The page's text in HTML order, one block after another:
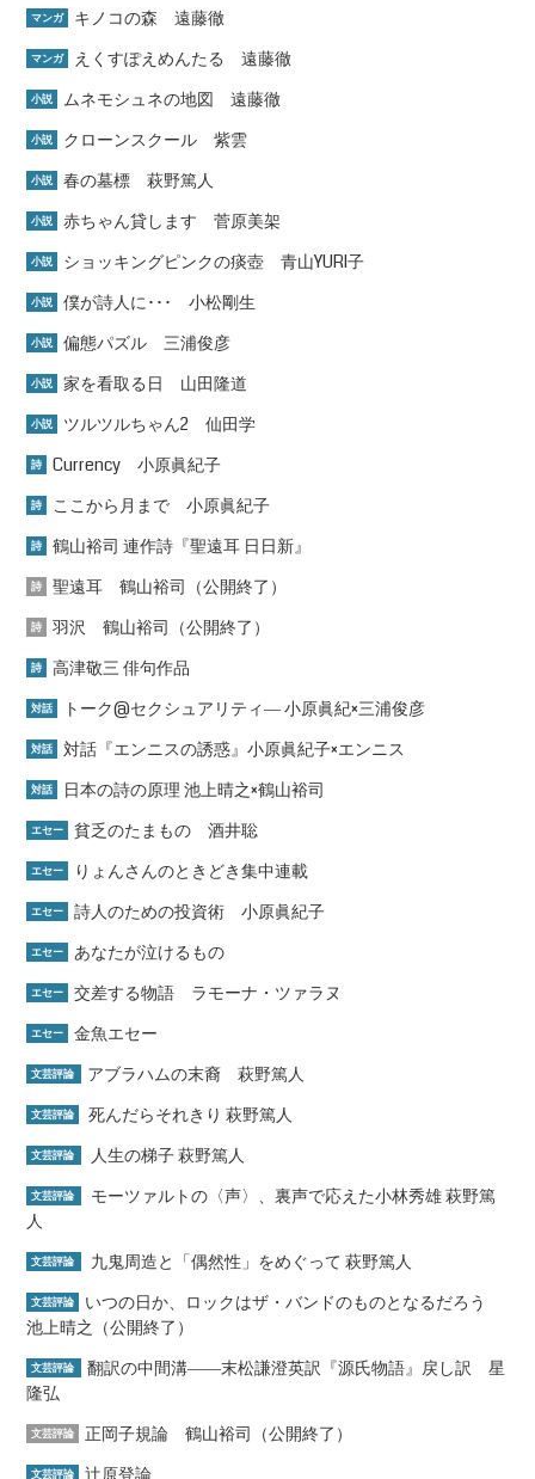
マンガ キノコの森 遠藤徹
マンガ えくすぽえめんたる 遠藤徹
小説 ムネモシュネの地図 遠藤徹
小説 クローンスクール 紫雲
小説 春の墓標 萩野篤人
小説 赤ちゃん貸します 菅原美架
小説 ショッキングピンクの痰壺 青山YURI子
小説 僕が詩人に･･･ 小松剛生
小説 偏態パズル 三浦俊彦
小説 家を看取る日 山田隆道
小説 ツルツルちゃん2 仙田学
詩 Currency 小原眞紀子
詩 ここから月まで 小原眞紀子
詩 鶴山裕司 連作詩『聖遠耳 日日新』
詩 聖遠耳 鶴山裕司（公開終了）
詩 羽沢 鶴山裕司（公開終了）
詩 高津敬三 俳句作品
対話 トーク@セクシュアリティ― 小原眞紀×三浦俊彦
対話 対話『エンニスの誘惑』小原眞紀子×エンニス
対話 日本の詩の原理 池上晴之×鶴山裕司
エセー 貧乏のたまもの 酒井聡
エセー りょんさんのときどき集中連載
エセー 詩人のための投資術 小原眞紀子
エセー あなたが泣けるもの
エセー 交差する物語 ラモーナ・ツァラヌ
エセー 金魚エセー
文芸評論 アブラハムの末裔 萩野篤人
文芸評論 死んだらそれきり 萩野篤人
文芸評論 人生の梯子 萩野篤人
文芸評論
モーツァルトの〈声〉、裏声で応えた小林秀雄 萩野篤
人
文芸評論 九鬼周造と「偶然性」をめぐって 萩野篤人
文芸評論
いつの日か、ロックはザ・バンドのものとなるだろう
池上晴之（公開終了）
文芸評論
翻訳の中間溝――末松謙澄英訳『源氏物語』戻し訳 星
隆弘
文芸評論 正岡子規論 鶴山裕司（公開終了）
文芸評論 辻原登論